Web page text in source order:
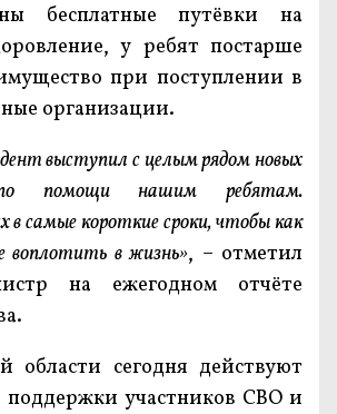
бесплатные путёвки на
у ребят постарше
при поступлении в
организации.
выступил с целым рядом новых
помощи нашим ребятам.
самые короткие сроки, чтобы как
воплотить в жизнь», – отметил
на ежегодном отчёте
области сегодня действуют
поддержки участников СВО и